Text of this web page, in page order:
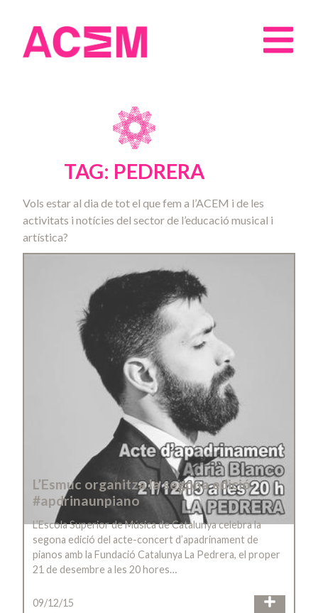
TAG: PEDRERA
Vols estar al dia de tot el que fem a l’ACEM i de les
activitats i notícies del sector de l’educació musical i
artística?
L’Esmuc organitza la segona edició
#apdrinaunpiano
L’Escola Superior de Música de Catalunya celebra la
segona edició del acte-concert d’apadrinament de
pianos amb la Fundació Catalunya La Pedrera, el proper
21 de desembre a les 20 hores…
09/12/15